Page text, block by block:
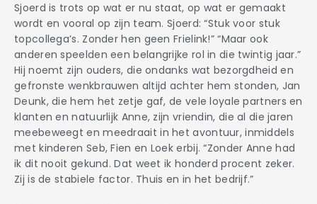
Sjoerd is trots op wat er nu staat, op wat er gemaakt
wordt en vooral op zijn team. Sjoerd: “Stuk voor stuk
topcollega’s. Zonder hen geen Frielink!” “Maar ook
anderen speelden een belangrijke rol in die twintig jaar.”
Hij noemt zijn ouders, die ondanks wat bezorgdheid en
gefronste wenkbrauwen altijd achter hem stonden, Jan
Deunk, die hem het zetje gaf, de vele loyale partners en
klanten en natuurlijk Anne, zijn vriendin, die al die jaren
meebeweegt en meedraait in het avontuur, inmiddels
met kinderen Seb, Fien en Loek erbij. “Zonder Anne had
ik dit nooit gekund. Dat weet ik honderd procent zeker.
Zij is de stabiele factor. Thuis en in het bedrijf.”